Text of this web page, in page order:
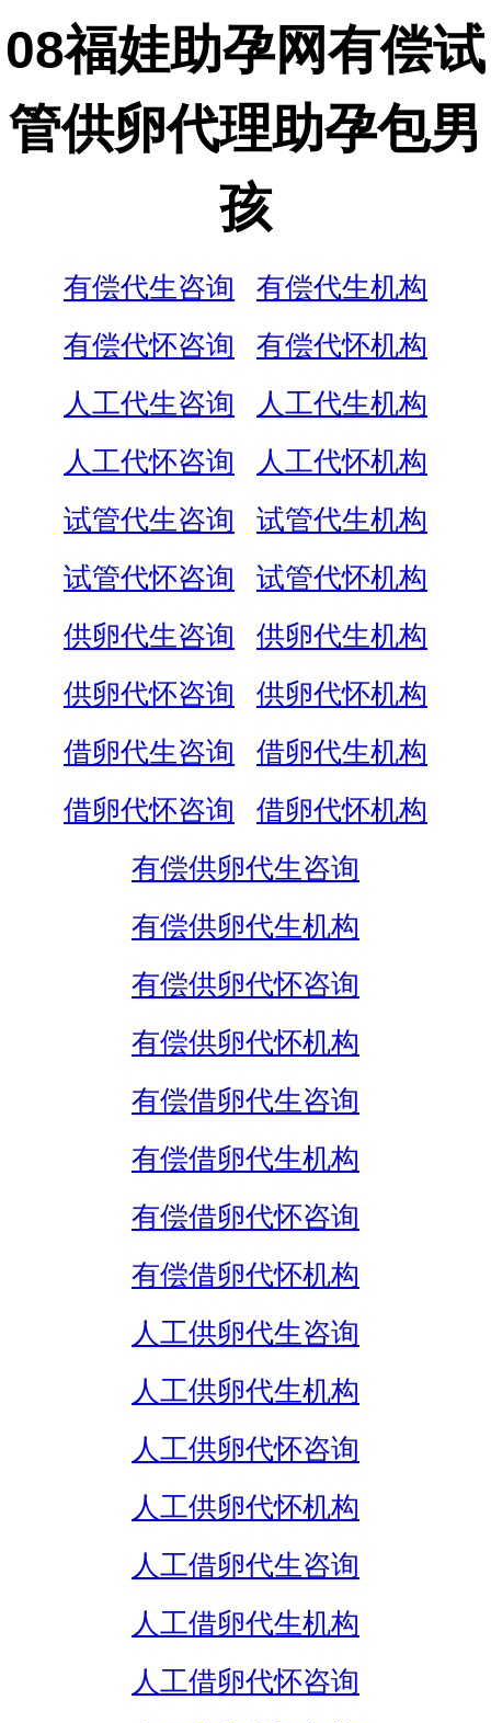
08福娃助孕网有偿试
管供卵代理助孕包男
孩
有偿代生咨询
有偿代生机构
有偿代怀咨询
有偿代怀机构
人工代生咨询
人工代生机构
人工代怀咨询
人工代怀机构
试管代生咨询
试管代生机构
试管代怀咨询
试管代怀机构
供卵代生咨询
供卵代生机构
供卵代怀咨询
供卵代怀机构
借卵代生咨询
借卵代生机构
借卵代怀咨询
借卵代怀机构
有偿供卵代生咨询
有偿供卵代生机构
有偿供卵代怀咨询
有偿供卵代怀机构
有偿借卵代生咨询
有偿借卵代生机构
有偿借卵代怀咨询
有偿借卵代怀机构
人工供卵代生咨询
人工供卵代生机构
人工供卵代怀咨询
人工供卵代怀机构
人工借卵代生咨询
人工借卵代生机构
人工借卵代怀咨询